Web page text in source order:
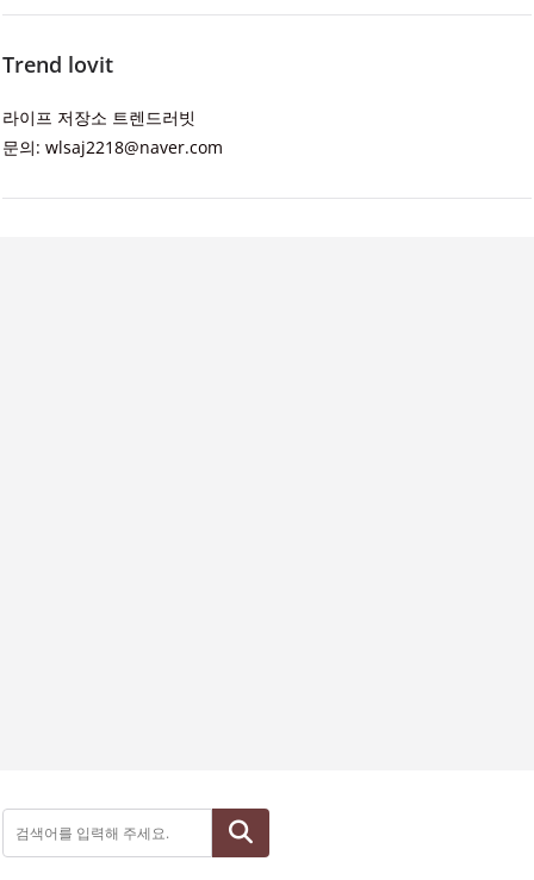
Trend lovit
라이프 저장소 트렌드러빗
문의: wlsaj2218@naver.com
검색